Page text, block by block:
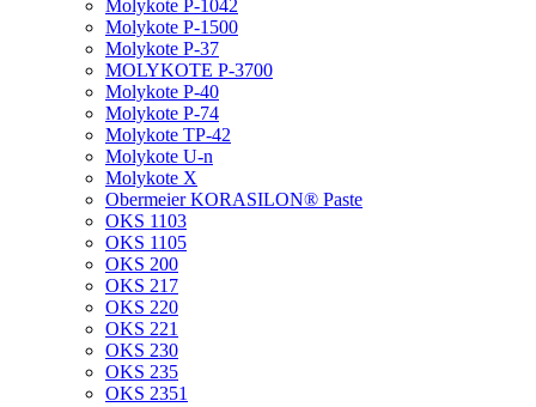
Molykote P-1042
Molykote P-1500
Molykote P-37
MOLYKOTE P-3700
Molykote P-40
Molykote P-74
Molykote TP-42
Molykote U-n
Molykote X
Obermeier KORASILON® Paste
OKS 1103
OKS 1105
OKS 200
OKS 217
OKS 220
OKS 221
OKS 230
OKS 235
OKS 2351